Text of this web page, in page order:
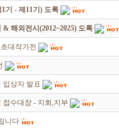
기 - 제11기) 도록
해외전시(2012~2025) 도록
대작가전
입상자 발표
접수대장 - 지회,지부
니다